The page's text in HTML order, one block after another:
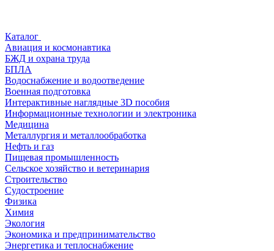
Каталог
Авиация и космонавтика
БЖД и охрана труда
БПЛА
Водоснабжение и водоотведение
Военная подготовка
Интерактивные наглядные 3D пособия
Информационные технологии и электроника
Медицина
Металлургия и металлообработка
Нефть и газ
Пищевая промышленность
Сельское хозяйство и ветеринария
Строительство
Судостроение
Физика
Химия
Экология
Экономика и предпринимательство
Энергетика и теплоснабжение